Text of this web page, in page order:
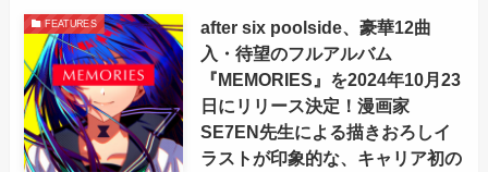
FEATURES
after six poolside、豪華12曲
入・待望のフルアルバム
『MEMORIES』を2024年10月23
日にリリース決定！漫画家
SE7EN先生による描きおろしイ
ラストが印象的な、キャリア初の